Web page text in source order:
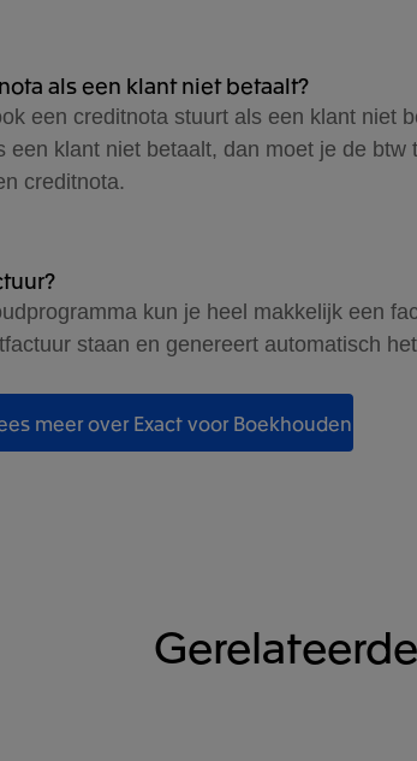
als een klant niet betaalt?
een creditnota stuurt als een klant niet
een klant niet betaalt, dan moet je de
creditnota.
kun je heel makkelijk een
staan en genereert automatisch
meer over Exact voor Boekhouden